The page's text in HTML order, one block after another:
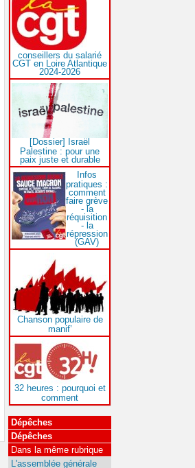
conseillers du salarié
CGT en Loire Atlantique
2024-2026
[Dossier] Israël
Palestine : pour une
paix juste et durable
Infos
pratiques :
comment
faire grève
- la
réquisition
- la
répression
(GAV)
Chanson populaire de
manif’
32 heures : pourquoi et
comment
Dépêches
Dépêches
Dans la même rubrique
L'assemblée générale